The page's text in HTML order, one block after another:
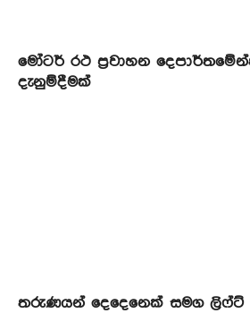
මෝටර් රථ ප්‍රවාහන
දැනුම්දීමක්
තරුණයන් දෙදෙනෙක් සමග